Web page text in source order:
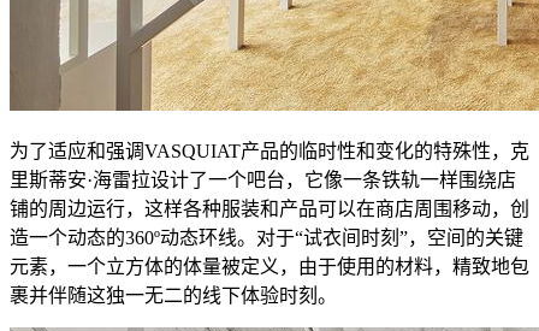
为了适应和强调VASQUIAT产品的临时性和变化的特殊性，克
里斯蒂安·海雷拉设计了一个吧台，它像一条铁轨一样围绕店
铺的周边运行，这样各种服装和产品可以在商店周围移动，创
造一个动态的360º动态环线。对于“试衣间时刻”，空间的关键
元素，一个立方体的体量被定义，由于使用的材料，精致地包
裹并伴随这独一无二的线下体验时刻。